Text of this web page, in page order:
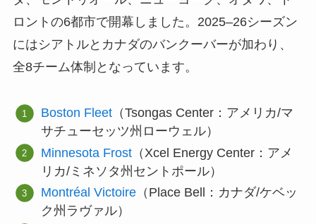
ロントの6都市で開幕しました。2025–26シーズン
にはシアトルとカナダのバンクーバーが加わり、
全8チーム体制となっています。
Boston Fleet （Tsongas Center：アメリカ/マ
サチューセッツ州ローウェル）
Minnesota Frost （Xcel Energy Center：アメ
リカ/ミネソタ州セントポール）
Montréal Victoire （Place Bell：カナダ/ケベッ
ク州ラヴァル）